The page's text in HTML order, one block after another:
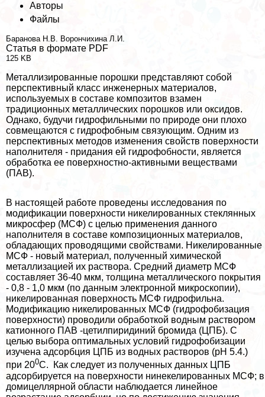
Авторы
Файлы
Бapaнова Н.В. Ворончихина Л.И.
Статья в формате PDF
125 KB
Металлизированные порошки представляют собой
перспективный класс инженерных материалов,
используемых в составе композитов взамен
традиционных металлических порошков или оксидов.
Однако, будучи гидрофильными по природе они плохо
совмещаются с гидрофобным связующим. Одним из
перспективных методов изменения свойств поверхности
наполнителя - придания ей гидрофобности, является
обработка ее поверхностно-активными веществами
(ПАВ).
В настоящей работе проведены исследования по
модификации поверхности никелированных стеклянных
микросфер (МСФ) с целью применения данного
наполнителя в составе композиционных материалов,
обладающих проводящими свойствами. Никелированные
МСФ - новый материал, полученный химической
металлизацией их раствора. Средний диаметр МСФ
составляет 36-40 мкм, толщина металлического покрытия
- 0,8 - 1,0 мкм (по данным электронной микроскопии),
никелированная поверхность МСФ гидрофильна.
Модификацию никелированных МСФ (гидрофобизация
поверхности) проводили обработкой водным раствором
катионного ПАВ -цетилпиридиний бромида (ЦПБ). С
целью выбора оптимальных условий гидрофобизации
изучена адсорбция ЦПБ из водных растворов (рH 5.4.)
при 200С. Как следует из полученных данных ЦПБ
адсорбируется на поверхности нинекелированных МСФ; в
домицеллярной области наблюдается линейное